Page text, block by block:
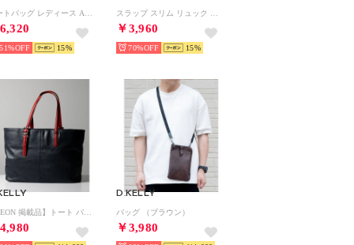
51% 15
￥3,960
70% 15
D.KELLY
バッグ （ブラウン）
￥3,980